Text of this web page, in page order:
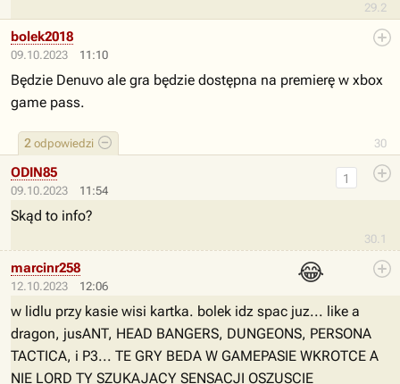
29.2
09.10.2023 11:10
30
2 odpowiedzi
bolek2018
Będzie Denuvo ale gra będzie dostępna na premierę w xbox
game pass.
09.10.2023 11:54
30.1
1
ODIN85
Skąd to info?
12.10.2023 12:06
😂
marcinr258
w lidlu przy kasie wisi kartka. bolek idz spac juz... like a
dragon, jusANT, HEAD BANGERS, DUNGEONS, PERSONA
TACTICA, i P3... TE GRY BEDA W GAMEPASIE WKROTCE A
NIE LORD TY SZUKAJACY SENSACJI OSZUSCIE